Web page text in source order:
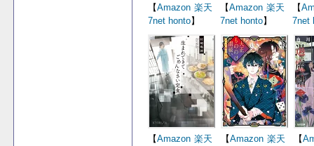
【Amazon 楽天
7net honto】
【Amazon 楽天
7net honto】
【
7net
【Amazon 楽天
【Amazon 楽天
【